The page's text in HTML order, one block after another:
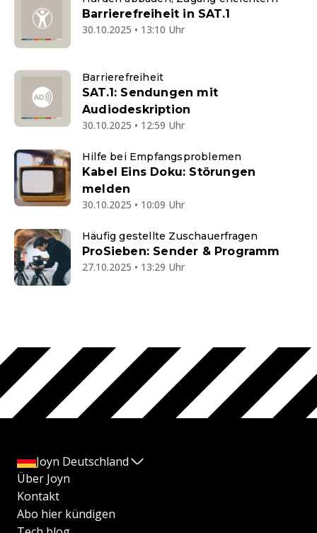
Barrierefreiheit in SAT.1
30.10.2025 • 13:10 Uhr
Barrierefreiheit
SAT.1: Sendungen mit
Audiodeskription
30.10.2025 • 12:59 Uhr
Hilfe bei Empfangsproblemen
Kabel Eins Doku: Störungen
melden
30.10.2025 • 10:09 Uhr
Häufig gestellte Zuschauerfragen
ProSieben: Sender & Programm
27.10.2025 • 13:29 Uhr
Joyn Deutschland
Über Joyn
Kontakt
Abo hier kündigen